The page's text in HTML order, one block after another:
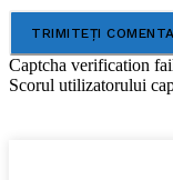
Captcha verification
Scorul utilizatorului